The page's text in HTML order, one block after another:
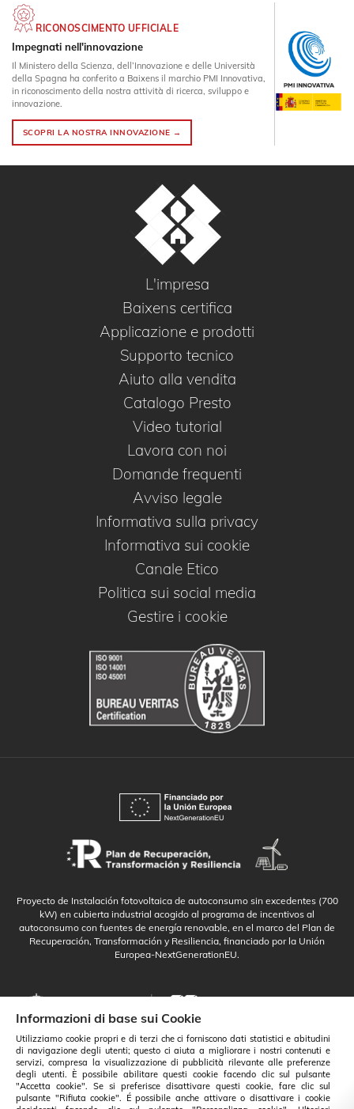
RICONOSCIMENTO UFFICIALE
Impegnati nell'innovazione
Il Ministero della Scienza, dell’Innovazione e delle Università
della Spagna ha conferito a Baixens il marchio PMI Innovativa,
in riconoscimento della nostra attività di ricerca, sviluppo e
innovazione.
SCOPRI LA NOSTRA INNOVAZIONE →
L'impresa
Baixens certifica
Applicazione e prodotti
Supporto tecnico
Aiuto alla vendita
Catalogo Presto
Video tutorial
Lavora con noi
Domande frequenti
Avviso legale
Informativa sulla privacy
Informativa sui cookie
Canale Etico
Politica sui social media
Gestire i cookie
Proyecto de Instalación fotovoltaica de autoconsumo sin excedentes (700
kW) en cubierta industrial acogido al programa de incentivos al
autoconsumo con fuentes de energía renovable, en el marco del Plan de
Recuperación, Transformación y Resiliencia, financiado por la Unión
Europea-NextGenerationEU.
Informazioni di base sui Cookie
Utilizziamo cookie propri e di terzi che ci forniscono dati statistici e abitudini
di navigazione degli utenti; questo ci aiuta a migliorare i nostri contenuti e
servizi, compresa la visualizzazione di pubblicità rilevante alle preferenze
degli utenti. È possibile abilitare questi cookie facendo clic sul pulsante
"Accetta cookie". Se si preferisce disattivare questi cookie, fare clic sul
pulsante "Rifiuta cookie". É possibile anche attivare o disattivare i cookie